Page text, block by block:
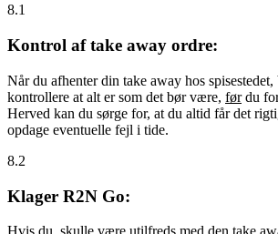
8.1
Kontrol af take away ordre:
Når du afhenter din take away hos
kontrollere at alt er som det bør være, førdu
Herved kan du sørge for, at du altid får det
opdage eventuelle fejl i tide.
8.2
Klager R2N Go: